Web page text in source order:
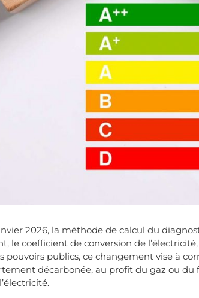
2026, la méthode de calcul du
le coefficient de conversion de
pouvoirs publics, ce changement vise à
décarbonée, au profit du gaz ou